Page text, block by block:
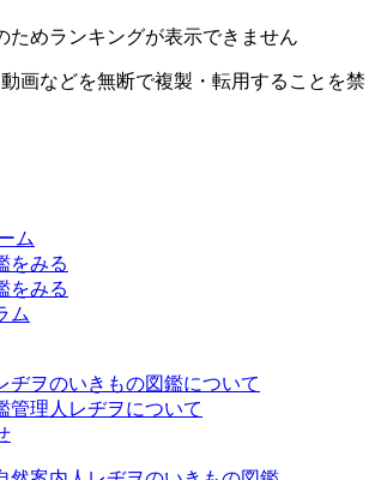
ためランキングが表示できません
画などを無断で複製・転用することを禁
ム
をみる
をみる
ム
ヂヲのいきもの図鑑について
管理人レヂヲについて